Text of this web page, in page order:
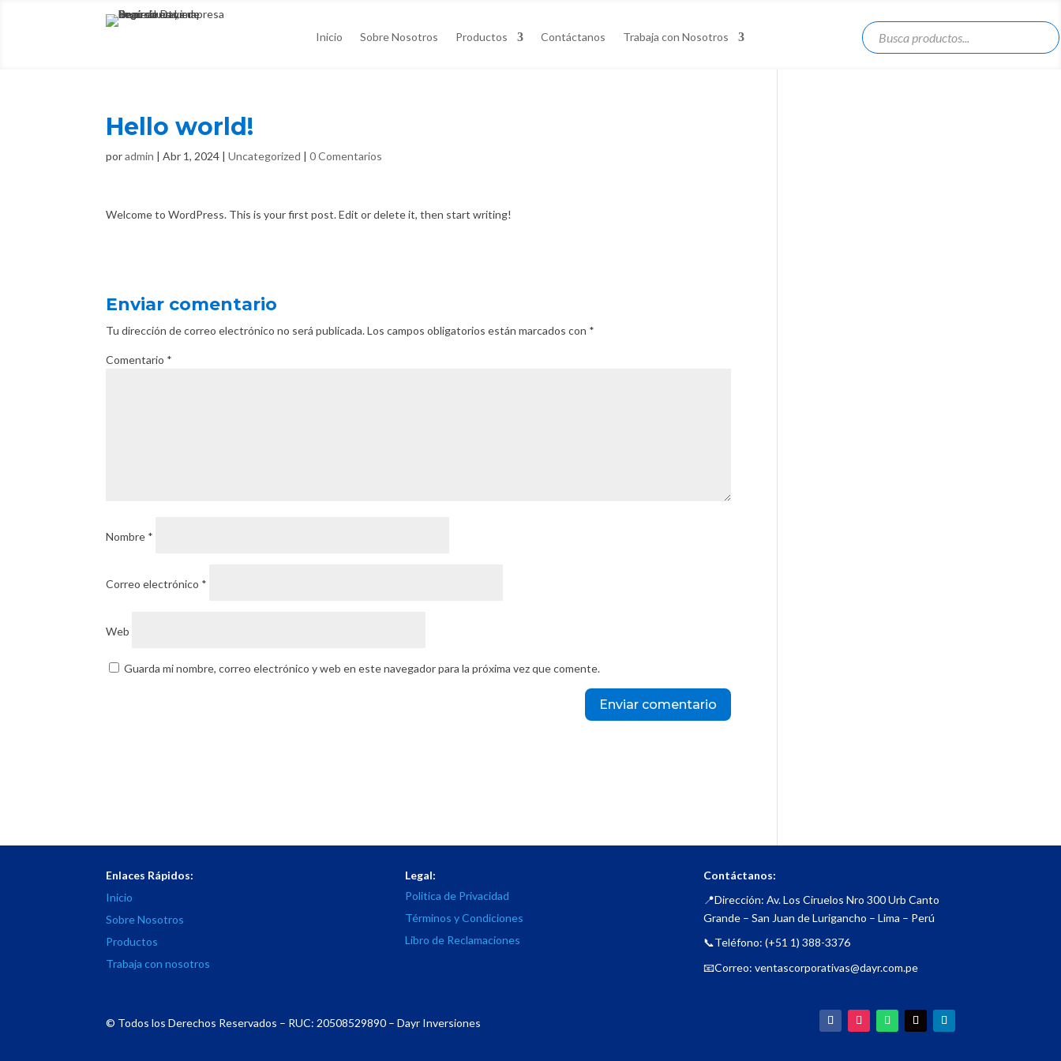
Inicio Sobre Nosotros Productos Contáctanos Trabaja con Nosotros
Hello world!
poradmin |Abr 1, 2024 |Uncategorized |0 Comentarios
Welcome to WordPress. This is your first post. Edit or delete it, then start writing!
Enviar comentario
Tu dirección de correo electrónico no será publicada. Los campos obligatorios están marcados con *
Comentario *
Nombre *
Correo electrónico *
Web
Guarda mi nombre, correo electrónico y web en este navegador para la próxima vez que comente.
Enlaces Rápidos:
Inicio
Sobre Nosotros
Productos
Trabaja con nosotros
Legal:
Politica de Privacidad
Términos y Condiciones
Libro de Reclamaciones
Contáctanos:
📍Dirección: Av. Los Ciruelos Nro 300 Urb Canto
Grande – San Juan de Lurigancho – Lima – Perú
📞Teléfono: (+51 1) 388-3376
📧Correo: ventascorporativas@dayr.com.pe
© Todos los Derechos Reservados – RUC: 20508529890 – Dayr Inversiones